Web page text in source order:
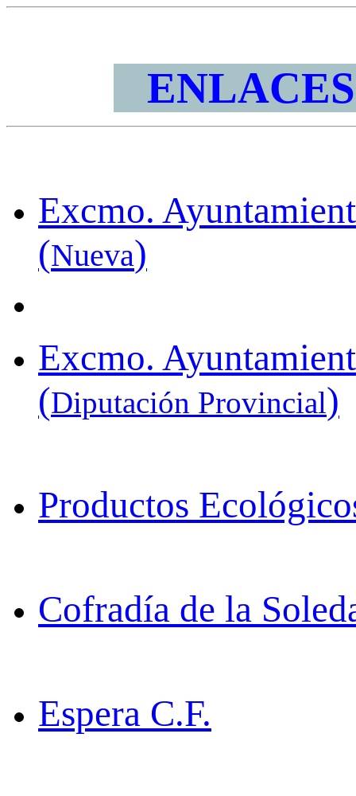
Excmo.
(Nueva)
Excmo.
(Diputación Provincial)
Productos
Cofradía de la
Espera C.F.